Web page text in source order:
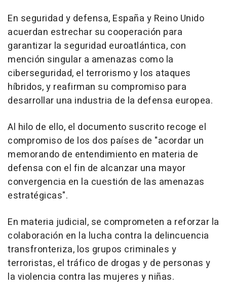
En seguridad y defensa, España y Reino Unido
acuerdan estrechar su cooperación para
garantizar la seguridad euroatlántica, con
mención singular a amenazas como la
ciberseguridad, el terrorismo y los ataques
híbridos, y reafirman su compromiso para
desarrollar una industria de la defensa europea.
Al hilo de ello, el documento suscrito recoge el
compromiso de los dos países de "acordar un
memorando de entendimiento en materia de
defensa con el fin de alcanzar una mayor
convergencia en la cuestión de las amenazas
estratégicas".
En materia judicial, se comprometen a reforzar la
colaboración en la lucha contra la delincuencia
transfronteriza, los grupos criminales y
terroristas, el tráfico de drogas y de personas y
la violencia contra las mujeres y niñas.